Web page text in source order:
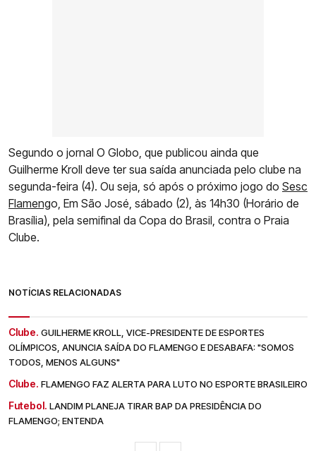
Segundo o jornal O Globo, que publicou ainda que
Guilherme Kroll deve ter sua saída anunciada pelo clube na
segunda-feira (4). Ou seja, só após o próximo jogo do Sesc
Flamengo, Em São José, sábado (2), às 14h30 (Horário de
Brasília), pela semifinal da Copa do Brasil, contra o Praia
Clube.
NOTÍCIAS RELACIONADAS
Clube. GUILHERME KROLL, VICE-PRESIDENTE DE ESPORTES
OLÍMPICOS, ANUNCIA SAÍDA DO FLAMENGO E DESABAFA: "SOMOS
TODOS, MENOS ALGUNS"
Clube. FLAMENGO FAZ ALERTA PARA LUTO NO ESPORTE BRASILEIRO
Futebol. LANDIM PLANEJA TIRAR BAP DA PRESIDÊNCIA DO
FLAMENGO; ENTENDA